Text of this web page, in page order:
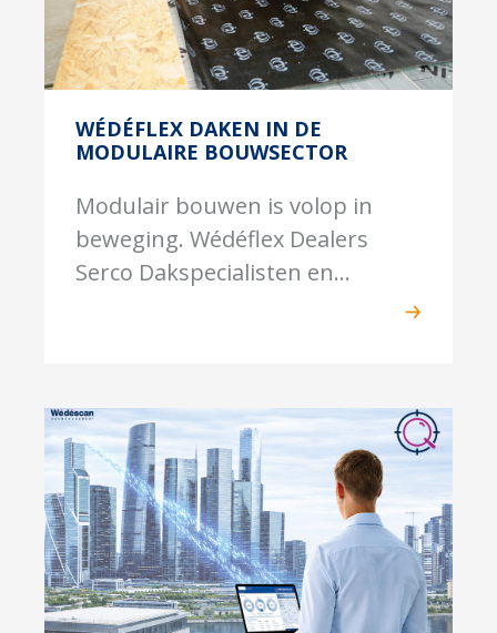
WÉDÉFLEX DAKEN IN DE
MODULAIRE BOUWSECTOR
Modulair bouwen is volop in
beweging. Wédéflex Dealers
Serco Dakspecialisten en...